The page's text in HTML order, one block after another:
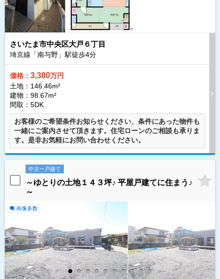
さいたま市中央区大戸６丁目
埼京線「南与野」駅徒歩4分
価格： 3,380万円
土地：146.46m²
建物：98.67m²
間取：5DK
お客様のご希望条件お知らせください、条件にあった物件も
一緒にご案内させて頂きます。住宅ローンのご相談も承りま
す。是非お気軽にお問い合わせください。
中古一戸建て
～ゆとりの土地１４３坪♪ 平屋戸建てに住まう♪
～
画像多数